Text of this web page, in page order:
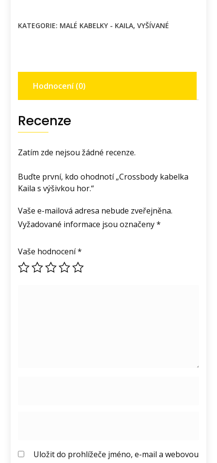
výšivkou
KATEGORIE: MALÉ KABELKY - KAILA,VYŠÍVANÉ
Hodnocení (0)
Recenze
Zatím zde nejsou žádné recenze.
Buďte první, kdo ohodnotí „Crossbody kabelka
Kaila s výšivkou hor.“
Vaše e-mailová adresa nebude zveřejněna.
Vyžadované informace jsou označeny*
Vaše hodnocení*
Uložit do prohlížeče jméno, e-mail a webovou